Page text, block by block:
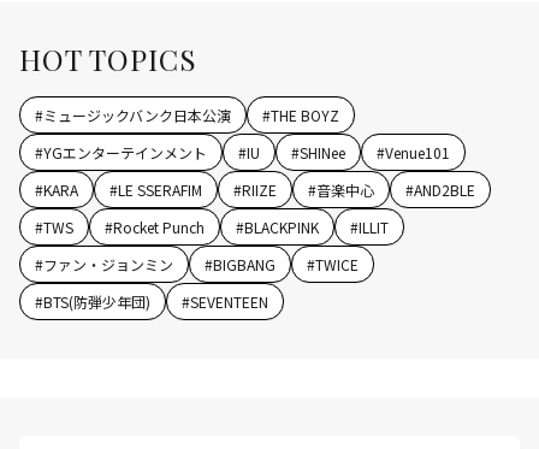
HOT TOPICS
#ミュージックバンク日本公演 #THE BOYZ
#YGエンターテインメント #IU #SHINee #Venue101
#KARA #LE SSERAFIM #RIIZE #音楽中心 #AND2BLE
#TWS #Rocket Punch #BLACKPINK #ILLIT
#ファン・ジョンミン #BIGBANG #TWICE
#BTS(防弾少年団) #SEVENTEEN